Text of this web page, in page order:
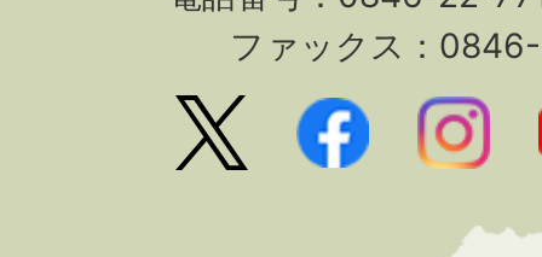
ファックス：